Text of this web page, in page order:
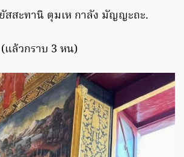
สสะทานิ ตุมเห กาลัง มัญญะถะ.
แล้วกราบ 3 หน)